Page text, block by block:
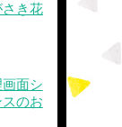
き花
面シ
のお